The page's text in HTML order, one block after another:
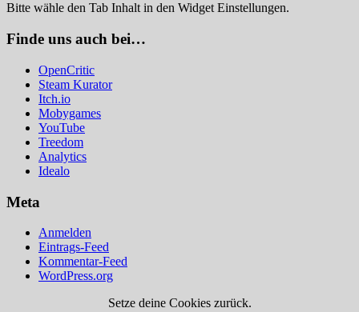
Bitte wähle den Tab Inhalt in den Widget Einstellungen.
Finde uns auch bei…
OpenCritic
Steam Kurator
Itch.io
Mobygames
YouTube
Treedom
Analytics
Idealo
Meta
Anmelden
Eintrags-Feed
Kommentar-Feed
WordPress.org
Setze deine Cookies zurück.